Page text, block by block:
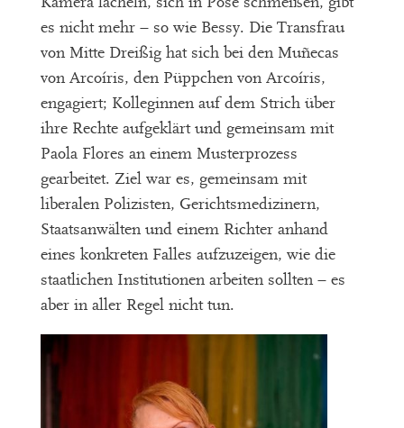
es nicht mehr – so wie Bessy. Die Transfrau
von Mitte Dreißig hat sich bei den Muñecas
von Arcoíris, den Püppchen von Arcoíris,
engagiert; Kolleginnen auf dem Strich über
ihre Rechte aufgeklärt und gemeinsam mit
Paola Flores an einem Musterprozess
gearbeitet. Ziel war es, gemeinsam mit
liberalen Polizisten, Gerichtsmedizinern,
Staatsanwälten und einem Richter anhand
eines konkreten Falles aufzuzeigen, wie die
staatlichen Institutionen arbeiten sollten – es
aber in aller Regel nicht tun.